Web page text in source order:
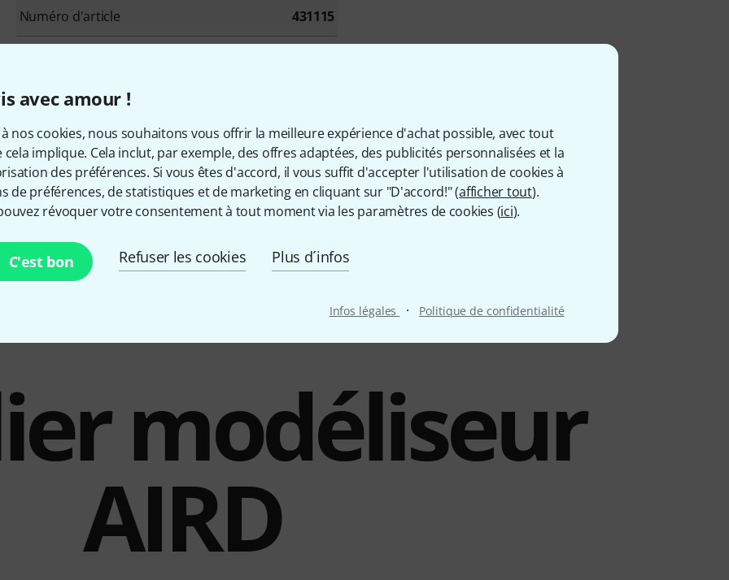
avec amour !
à nos cookies, nous souhaitons vous offrir la meilleure expérience d'achat possible, avec tout
cela implique. Cela inclut, par exemple, des offres adaptées, des publicités personnalisées et la
des préférences. Si vous êtes d'accord, il vous suffit d'accepter l'utilisation de cookies à
de préférences, de statistiques et de marketing en cliquant sur "D'accord!" (afficher tout).
révoquer votre consentement à tout moment via les paramètres de cookies (ici).
C'est bon Refuser les cookies Plus d´infos
Infos légales · Politique de confidentialité
Numéro d'article 431115
Boite à rythme
Pédale d'expression Oui
Sortie casque Oui
Sortie ligne Oui
Alimentation incluse Oui
modéliseur
AIRD